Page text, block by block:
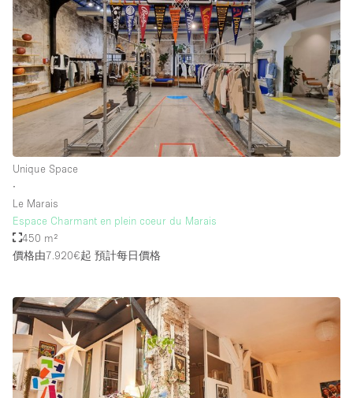
Unique Space
∙
Le Marais
Espace Charmant en plein coeur du Marais
450 m²
價格由7.920€起 預計每日價格